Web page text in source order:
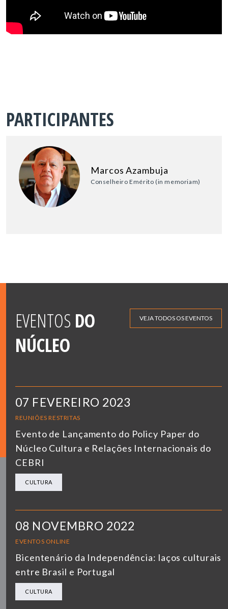
PARTICIPANTES
Marcos Azambuja
Conselheiro Emérito (in memoriam)
EVENTOS DO
NÚCLEO
VEJA TODOS OS EVENTOS
07 FEVEREIRO 2023
REUNIÕES RESTRITAS
Evento de Lançamento do Policy Paper do
Núcleo Cultura e Relações Internacionais do
CEBRI
CULTURA
08 NOVEMBRO 2022
EVENTOS ONLINE
Bicentenário da Independência: laços culturais
entre Brasil e Portugal
CULTURA